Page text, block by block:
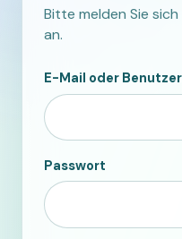
Bitte melden Sie
an.
E-Mail oder
Passwort